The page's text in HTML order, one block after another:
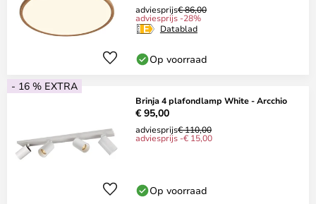
adviesprijs€ 86,00
adviesprijs -28%
Datablad
Op voorraad
- 16 % EXTRA
Brinja 4 plafondlamp White - Arcchio
€ 95,00
adviesprijs€ 110,00
adviesprijs -€ 15,00
Op voorraad